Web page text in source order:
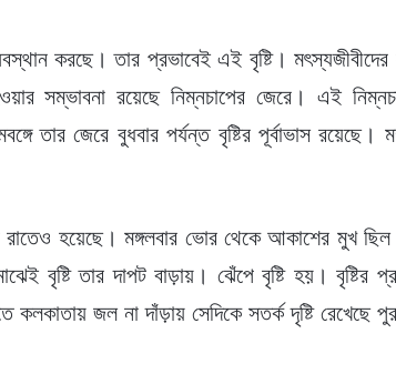
করছে। তার প্রভাবেই এই বৃষ্টি। মৎস্যজীবীদের
সম্ভাবনা রয়েছে নিম্নচাপের জেরে। এই
তার জেরে বুধবার পর্যন্ত বৃষ্টির পূর্বাভাস রয়েছে।
রাতেও হয়েছে। মঙ্গলবার ভোর থেকে আকাশের মুখ
বৃষ্টি তার দাপট বাড়ায়। ঝেঁপে বৃষ্টি হয়।
কলকাতায় জল না দাঁড়ায় সেদিকে সতর্ক দৃষ্টি রেখেছে